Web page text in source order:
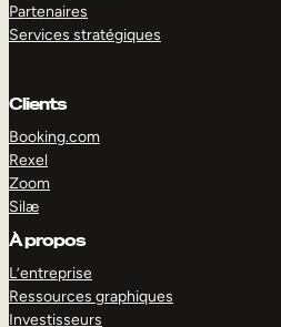
Partenaires
Services stratégiques
Clients
Booking.com
Rexel
Zoom
Silæ
À propos
L’entreprise
Ressources graphiques
Investisseurs